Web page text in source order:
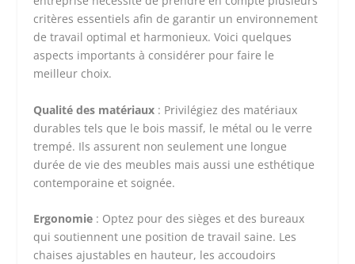
critères essentiels afin de garantir un environnement
de travail optimal et harmonieux. Voici quelques
aspects importants à considérer pour faire le
meilleur choix.
Qualité des matériaux : Privilégiez des matériaux
durables tels que le bois massif, le métal ou le verre
trempé. Ils assurent non seulement une longue
durée de vie des meubles mais aussi une esthétique
contemporaine et soignée.
Ergonomie : Optez pour des sièges et des bureaux
qui soutiennent une position de travail saine. Les
chaises ajustables en hauteur, les accoudoirs